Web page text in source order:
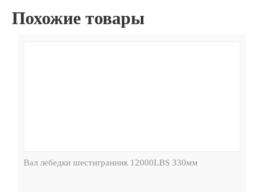
Похожие товары
Вал лебедки шестигранник 12000LBS 330мм